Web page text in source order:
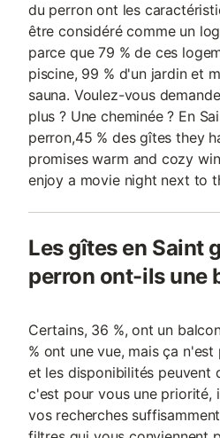
du perron ont les
être considéré comme un
parce que 79 % de ces
piscine, 99 % d'un jardin et
sauna. Voulez-vous
plus ? Une cheminée ? En
perron,45 % des gîtes they
promises warm and cozy
enjoy a movie night next to
Les gîtes en Saint
perron ont-ils une
Certains, 36 %, ont un
% ont une vue, mais ça
et les disponibilités peuvent
c'est pour vous une priorité,
vos recherches